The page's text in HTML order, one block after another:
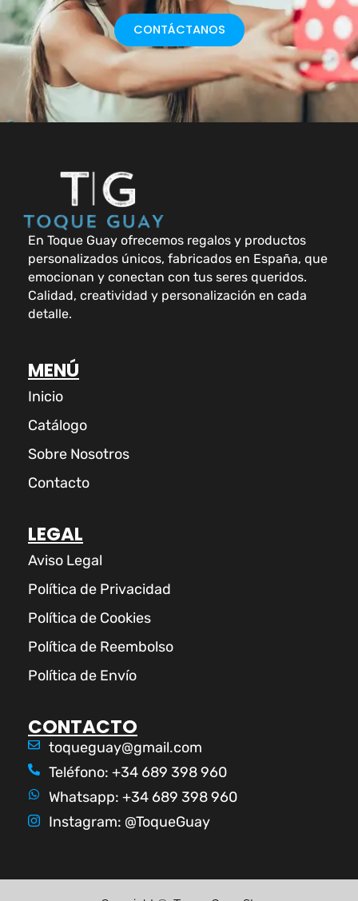
CONTÁCTANOS
En Toque Guay ofrecemos regalos y productos
personalizados únicos, fabricados en España, que
emocionan y conectan con tus seres queridos.
Calidad, creatividad y personalización en cada
detalle.
MENÚ
Inicio
Catálogo
Sobre Nosotros
Contacto
LEGAL
Aviso Legal
Política de Privacidad
Política de Cookies
Política de Reembolso
Política de Envío
CONTACTO
toqueguay@gmail.com
Teléfono: +34 689 398 960
Whatsapp: +34 689 398 960
Instagram: @ToqueGuay